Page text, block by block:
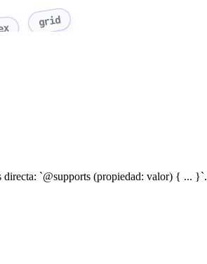
grid
directa: `@supports (propiedad: valor) { ... }`.